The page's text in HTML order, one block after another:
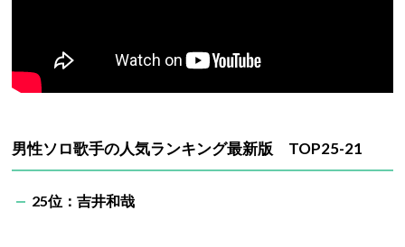
男性ソロ歌手の人気ランキング最新版 TOP25-21
25位：吉井和哉